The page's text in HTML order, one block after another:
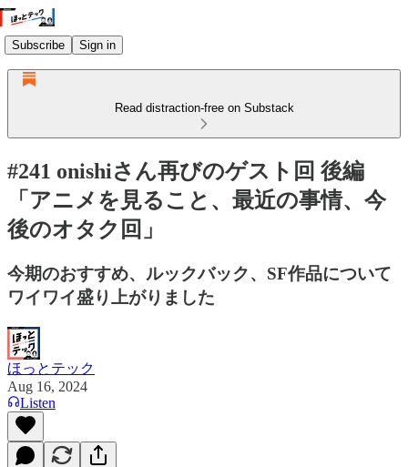
Subscribe Sign in
Read distraction-free on Substack
#241 onishiさん再びのゲスト回 後編
「アニメを見ること、最近の事情、今
後のオタク回」
今期のおすすめ、ルックバック、SF作品について
ワイワイ盛り上がりました
ほっとテック
Aug 16, 2024
Listen